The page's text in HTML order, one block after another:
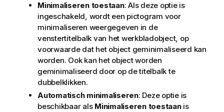
Minimaliseren toestaan: Als deze optie is
ingeschakeld, wordt een pictogram voor
minimaliseren weergegeven in de
venstertitelbalk van het werkbladobject, op
voorwaarde dat het object geminimaliseerd kan
worden. Ook kan het object worden
geminimaliseerd door op de titelbalk te
dubbelklikken.
Automatisch minimaliseren: Deze optie is
beschikbaar als Minimaliseren toestaanis